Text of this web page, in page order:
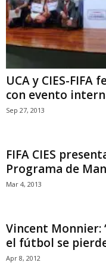
UCA y CIES-FIFA
con evento
Sep 27, 2013
FIFA CIES
Programa de
Mar 4, 2013
Vincent Monnier:
el fútbol se
Apr 8, 2012